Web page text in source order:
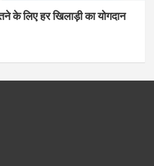
के लिए हर खिलाड़ी का योगदान